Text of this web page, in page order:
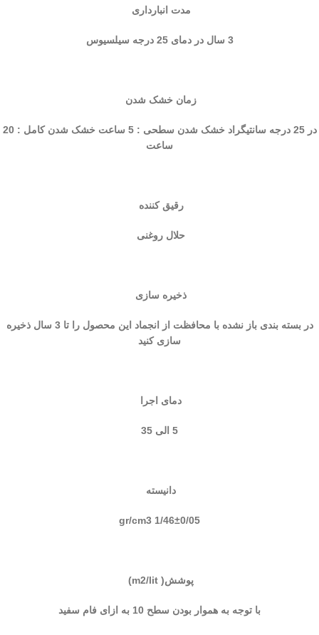
مدت انبارداری
3 سال در دمای 25 درجه سیلسیوس
زمان خشک شدن
در 25 درجه سانتيگراد خشک شدن سطحی : 5 ساعت خشک شدن کامل : 20
ساعت
رقیق کننده
حلال روغنی
ذخیره سازی
در بسته بندی باز نشده با محافظت از انجماد این محصول را تا 3 سال ذخیره
سازی کنید
دمای اجرا
5 الی 35
دانیسته
1/46±0/05 gr/cm3
پوشش( m2/lit)
با توجه به هموار بودن سطح 10 به ازای فام سفید